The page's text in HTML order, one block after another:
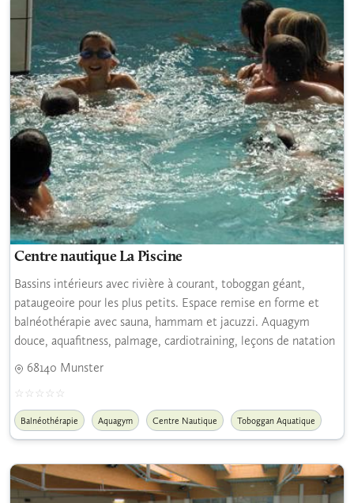
Centre nautique La Piscine
Bassins intérieurs avec rivière à courant, toboggan géant,
pataugeoire pour les plus petits. Espace remise en forme et
balnéothérapie avec sauna, hammam et jacuzzi. Aquagym
douce, aquafitness, palmage, cardiotraining, leçons de natation
68140 Munster
Balnéothérapie Aquagym Centre Nautique Toboggan Aquatique